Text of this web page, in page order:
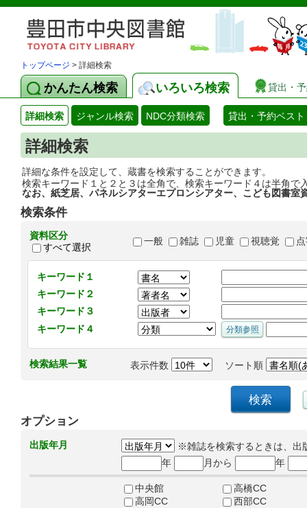
トップページ > 詳細検索
かんたん検索 いろいろ検索 貸出・
詳細検索 ジャンル検索 NDC分類検索 貸出・予約ベスト
詳細検索
詳細な条件を設定して、蔵書を検索することができます。
検索キーワード１と２と３は全角で、検索キーワード４は半角で
なお、紙芝居、パネルシアターエプロンシアター、こども図書室
検索条件
資料区分
すべて選択
一般 雑誌 児童 視聴覚
キーワード１
キーワード２
キーワード３
キーワード４
検索結果一覧 表示件数 ソート順
オプション
出版年月
※雑誌を検索するときは、出
年
月から 年
中央館
高橋CC
高岡CC
西部CC